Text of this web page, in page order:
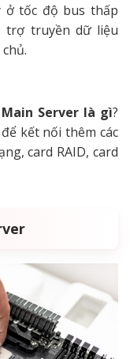
ở tốc độ bus thấp
trợ truyền dữ liệu
Main Server là gì?
kết nối thêm các
card RAID, card